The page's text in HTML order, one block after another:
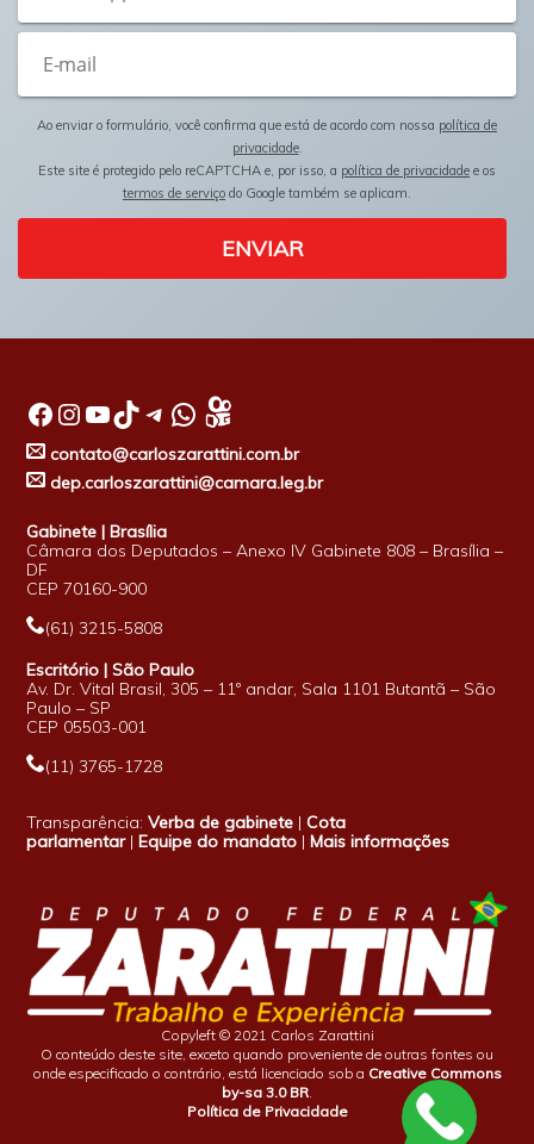
Ao enviar o formulário, você confirma que está de acordo com nossa política de
privacidade.
Este site é protegido pelo reCAPTCHA e, por isso, a política de privacidade e os
termos de serviço do Google também se aplicam.
ENVIAR
Facebook InstagramYoutube TikTok Telegram WhatsApp
contato@carloszarattini.com.br
dep.carloszarattini@camara.leg.br
Gabinete | Brasília
Câmara dos Deputados – Anexo IV Gabinete 808 – Brasília –
DF
CEP 70160-900
(61) 3215-5808
Escritório | São Paulo
Av. Dr. Vital Brasil, 305 – 11º andar, Sala 1101 Butantã – São
Paulo – SP
CEP 05503-001
(11) 3765-1728
Transparência:Verba de gabinete |Cota
parlamentar|Equipe do mandato |Mais informações
Copyleft © 2021 Carlos Zarattini
O conteúdo deste site, exceto quando proveniente de outras fontes ou
onde especificado o contrário, está licenciado sob a Creative Commons
by-sa 3.0 BR
Política de Privacidade